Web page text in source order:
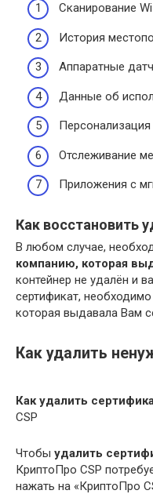
Сканирование
История
Аппаратные
Данные об
Отслеживание
Приложения с
Как восстановить
В любом случае,
компанию, которая
контейнер не удалён и
сертификат,
которая выдавала Вам
Как удалить
Как удалить
CSP
Чтобы удалить
КриптоПро CSP
нажать на «КриптоПро